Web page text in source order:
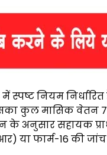
नियम
कुल मासिक
के अनुसार सहायक
या फार्म-16 की